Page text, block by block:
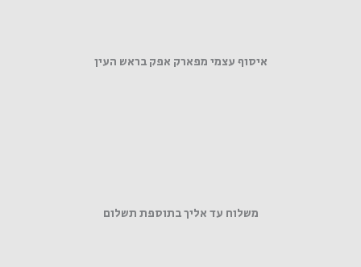
איסוף עצמי מפארק אפק בראש העין
משלוח עד אליך בתוספת תשלום